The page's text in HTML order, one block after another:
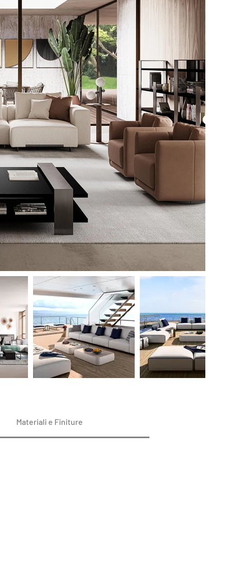
Materiali e Finiture